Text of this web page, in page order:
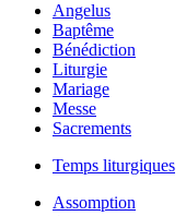
Angelus
Baptême
Bénédiction
Liturgie
Mariage
Messe
Sacrements
Temps liturgiques
Assomption